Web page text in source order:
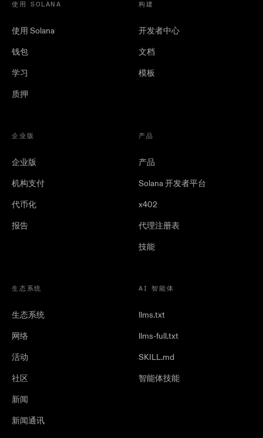
使用 SOLANA
使用 Solana
钱包
学习
质押
构建
开发者中心
文档
模板
企业版
企业版
机构支付
代币化
报告
产品
产品
Solana 开发者平台
x402
代理注册表
技能
生态系统
生态系统
网络
活动
社区
新闻
新闻通讯
AI 智能体
llms.txt
llms-full.txt
SKILL.md
智能体技能